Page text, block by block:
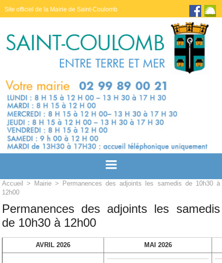
Site officiel de la Mairie de Saint-Coulomb
Accueil > Mairie > Permanences des adjoints les samedis de 10h30 à
12h00
Permanences des adjoints les samedis
de 10h30 à 12h00
AVRIL 2026 MAI 2026